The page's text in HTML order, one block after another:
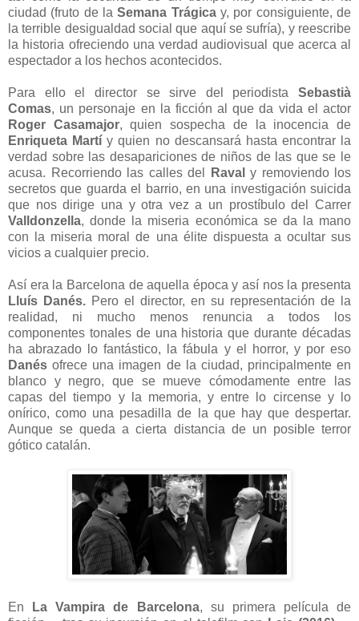
ciudad (fruto de laSemana Trágicay, por consiguiente, de
la terrible desigualdad social que aquí se sufría), y reescribe
la historia ofreciendo una verdad audiovisual que acerca al
espectador a los hechos acontecidos.
Para ello el director se sirve del periodista Sebastià
Comas, un personaje en la ficción al que da vida el actor
Roger Casamajor, quien sospecha de la inocencia de
Enriqueta Martí y quien no descansará hasta encontrar la
verdad sobre las desapariciones de niños de las que se le
acusa. Recorriendo las calles del
Raval y removiendo los
secretos que guarda el barrio, en una investigación suicida
que nos dirige una y otra vez a un prostíbulo del Carrer
Valldonzella, donde la miseria económica se da la mano
con la miseria moral de una élite dispuesta a ocultar sus
vicios a cualquier precio.
Así era la Barcelona de aquella época y así nos la presenta
Lluís Danés. Pero el director, en su representación de la
realidad, ni mucho menos renuncia a todos los
componentes tonales de una historia que durante décadas
ha abrazado lo fantástico, la fábula y el horror, y por eso
Danés ofrece una imagen de la ciudad, principalmente en
blanco y negro, que se mueve cómodamente entre las
capas del tiempo y la memoria, y entre lo circense y lo
onírico, como una pesadilla de la que hay que despertar.
Aunque se queda a cierta distancia de un posible terror
gótico catalán.
En La Vampira de Barcelona, su primera película de